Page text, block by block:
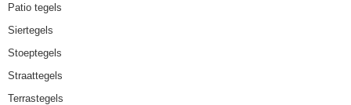
Patio tegels
Siertegels
Stoeptegels
Straattegels
Terrastegels